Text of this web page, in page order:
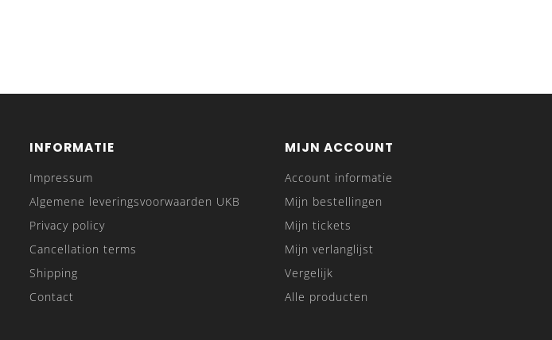
INFORMATIE
Impressum
Algemene leveringsvoorwaarden UKB
Privacy policy
Cancellation terms
Shipping
Contact
MIJN ACCOUNT
Account informatie
Mijn bestellingen
Mijn tickets
Mijn verlanglijst
Vergelijk
Alle producten